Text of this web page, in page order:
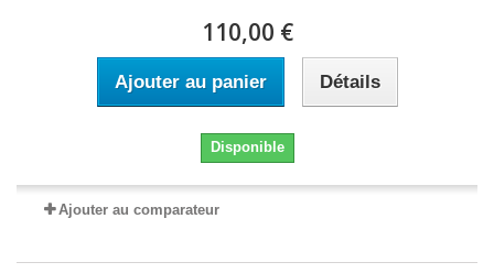
110,00 €
Ajouter au panier Détails
Disponible
Ajouter au comparateur